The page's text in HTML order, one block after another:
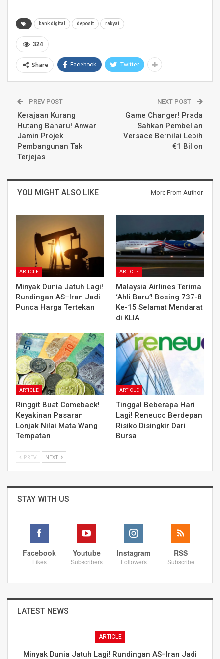
bank digital deposit rakyat
324
Share Facebook Twitter
PREV POST
Kerajaan Kurang
Hutang Baharu! Anwar
Jamin Projek
Pembangunan Tak
Terjejas
NEXT POST
Game Changer! Prada
Sahkan Pembelian
Versace Bernilai Lebih
€1 Bilion
YOU MIGHT ALSO LIKE More From Author
ARTICLE
Minyak Dunia Jatuh Lagi!
Rundingan AS–Iran Jadi
Punca Harga Tertekan
ARTICLE
Malaysia Airlines Terima
‘Ahli Baru’! Boeing 737-8
Ke-15 Selamat Mendarat
di KLIA
ARTICLE
Ringgit Buat Comeback!
Keyakinan Pasaran
Lonjak Nilai Mata Wang
Tempatan
ARTICLE
Tinggal Beberapa Hari
Lagi! Reneuco Berdepan
Risiko Disingkir Dari
Bursa
PREV NEXT
STAY WITH US
Facebook
Likes
Youtube
Subscribers
Instagram
Followers
RSS
Subscribe
LATEST NEWS
ARTICLE
Minyak Dunia Jatuh Lagi! Rundingan AS–Iran Jadi